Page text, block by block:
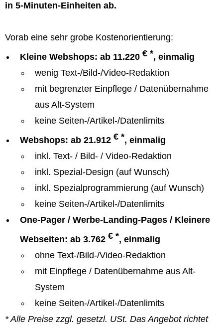
in 5-Minuten-Einheiten ab.
Vorab eine sehr grobe Kostenorientierung:
Kleine Webshops: ab 11.220 € *, einmalig
wenig Text-/Bild-/Video-Redaktion
mit begrenzter Einpflege / Datenübernahme
aus Alt-System
keine Seiten-/Artikel-/Datenlimits
Webshops: ab 21.912 € *, einmalig
inkl. Text- / Bild- / Video-Redaktion
inkl. Spezial-Design (auf Wunsch)
inkl. Spezialprogrammierung (auf Wunsch)
keine Seiten-/Artikel-/Datenlimits
One-Pager / Werbe-Landing-Pages / Kleinere
Webseiten: ab 3.762 € *, einmalig
ohne Text-/Bild-/Video-Redaktion
mit Einpflege / Datenübernahme aus Alt-
System
keine Seiten-/Artikel-/Datenlimits
* Alle Preise zzgl. gesetzl. USt. Das Angebot richtet